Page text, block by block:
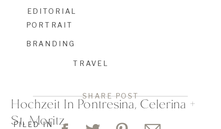
FILED IN
Hochzeit In Pontresina, Celerina +
St. Moritz
EDITORIAL
PORTRAIT
TRAVEL
BRANDING
SHARE POST